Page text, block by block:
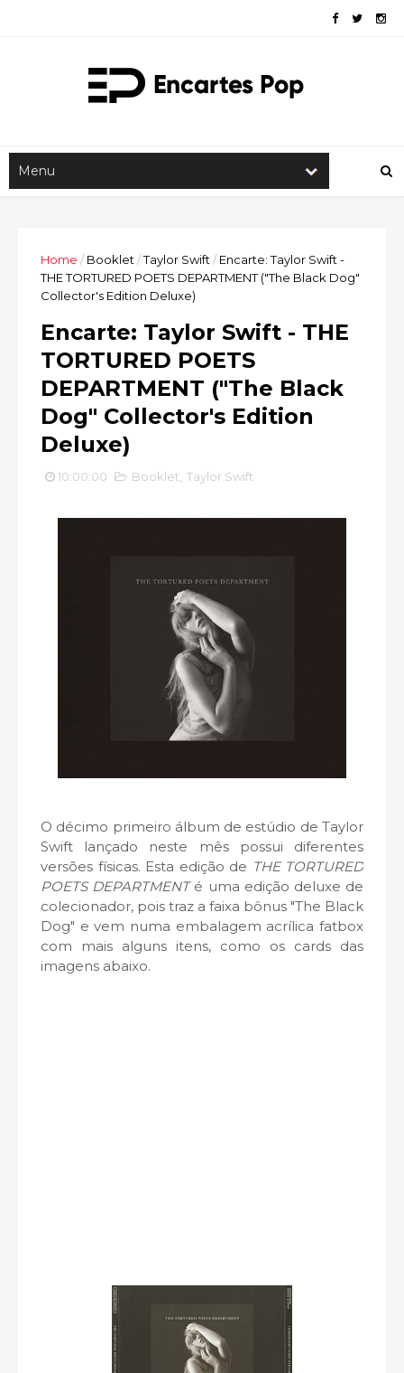
Home / Booklet /Taylor Swift / Encarte: Taylor Swift -
THE TORTURED POETS DEPARTMENT ("The Black Dog"
Collector's Edition Deluxe)
Encarte: Taylor Swift - THE
TORTURED POETS
DEPARTMENT ("The Black
Dog" Collector's Edition
Deluxe)
10:00:00 Booklet Taylor Swift
O décimo primeiro álbum de estúdio de Taylor
Swift lançado neste mês possui diferentes
versões físicas. Esta edição de THE TORTURED
POETS DEPARTMENTé uma edição deluxe de
colecionador, pois traz a faixa bônus "The Black
Dog" e vem numa embalagem acrílica fatbox
com mais alguns itens, como os cards das
imagens abaixo.